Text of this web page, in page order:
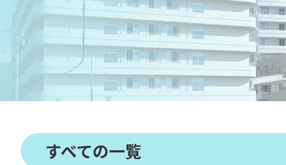
すべての一覧